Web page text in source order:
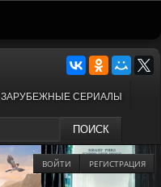
ПОИСК
ВОЙТИ РЕГИСТРАЦИЯ
ЗАРУБЕЖНЫЕ СЕРИАЛЫ